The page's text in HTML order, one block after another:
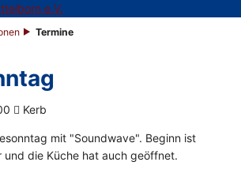
Termine
Kerb
mit "Soundwave". Beginn ist
und die Küche hat auch geöffnet.